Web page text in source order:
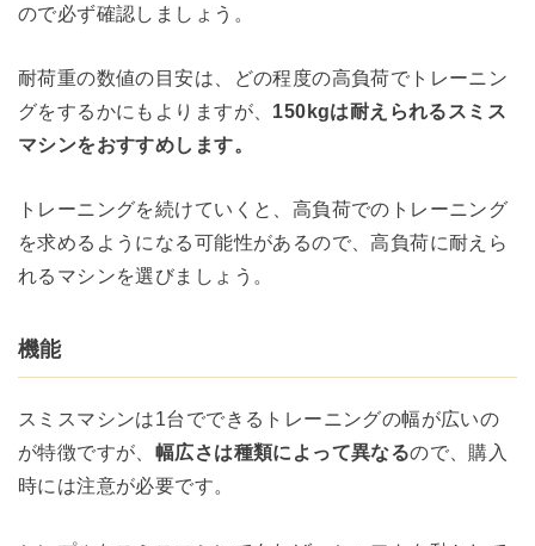
ので必ず確認しましょう。
耐荷重の数値の目安は、どの程度の高負荷でトレーニン
グをするかにもよりますが、 150kgは耐えられるスミス
マシンをおすすめします。
トレーニングを続けていくと、高負荷でのトレーニング
を求めるようになる可能性があるので、高負荷に耐えら
れるマシンを選びましょう。
機能
スミスマシンは1台でできるトレーニングの幅が広いの
が特徴ですが、 幅広さは種類によって異なるので、購入
時には注意が必要です。